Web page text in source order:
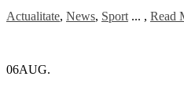
Actualitate, News, Sport ... , Read
06AUG.